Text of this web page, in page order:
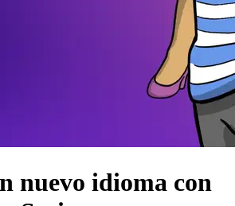
nuevo idioma con